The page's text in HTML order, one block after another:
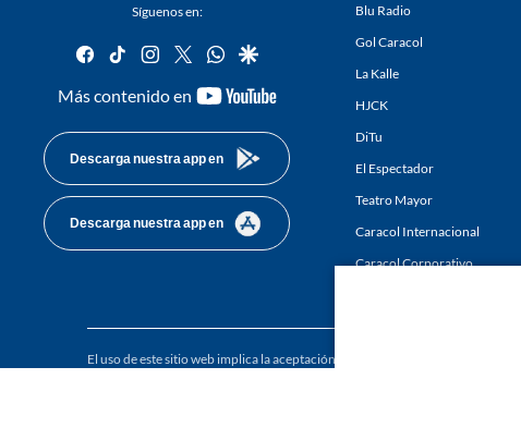
Síguenos en:
facebook
tiktok instagram
twitterwhatsapp
google
Más contenido en
youtube-
Descarga nuestra app en
Descarga nuestra app en
Blu Radio
Gol Caracol
La Kalle
HJCK
DiTu
El Espectador
Teatro Mayor
Caracol Internacional
Caracol Corporativo
El uso de este sitio web implica la aceptación de los